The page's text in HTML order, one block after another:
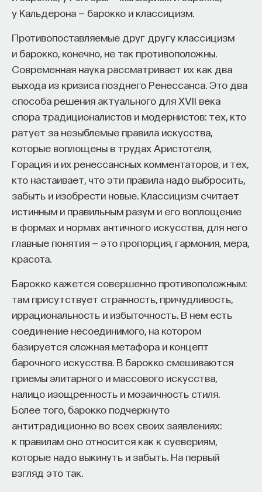
у Кальдерона — барокко и классицизм.
Противопоставляемые друг другу классицизм
и барокко, конечно, не так противоположны.
Современная наука рассматривает их как два
выхода из кризиса позднего Ренессанса. Это два
способа решения актуального для XVII века
спора традиционалистов и модернистов: тех, кто
ратует за незыблемые правила искусства,
которые воплощены в трудах Аристотеля,
Горация и их ренессансных комментаторов, и тех,
кто настаивает, что эти правила надо выбросить,
забыть и изобрести новые. Классицизм считает
истинным и правильным разум и его воплощение
в формах и нормах античного искусства, для него
главные понятия — это пропорция, гармония, мера,
красота.
Барокко кажется совершенно противоположным:
там присутствует странность, причудливость,
иррациональность и избыточность. В нем есть
соединение несоединимого, на котором
базируется сложная метафора и концепт
барочного искусства. В барокко смешиваются
приемы элитарного и массового искусства,
налицо изощренность и мозаичность стиля.
Более того, барокко подчеркнуто
антитрадиционно во всех своих заявлениях:
к правилам оно относится как к суевериям,
которые надо выкинуть и забыть. На первый
взгляд это так.